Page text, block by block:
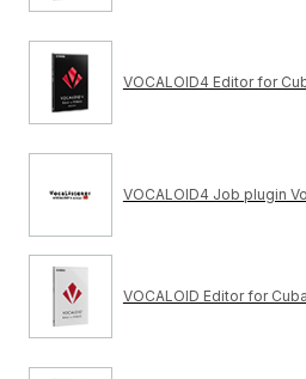
VOCALOID4 Editor for
VOCALOID4 Job plugin
VOCALOID Editor for